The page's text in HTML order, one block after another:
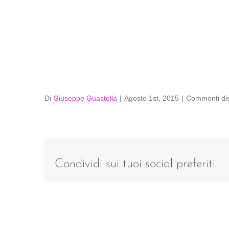
Di Giuseppe Guastella | Agosto 1st, 2015 | Commenti
Condividi sui tuoi social preferiti